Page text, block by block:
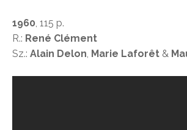
1960, 115 p.
R.: René Clément
Sz.: Alain Delon, Marie Laforêt &